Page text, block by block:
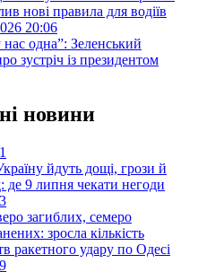
нові правила для водіїв
20:06
нас одна”: Зеленський
зустріч із президентом
новини
йдуть дощі, грози й
де 9 липня чекати негоди
загиблих, семеро
зросла кількість
ракетного удару по Одесі